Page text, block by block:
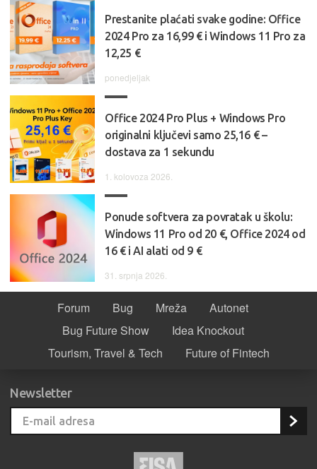
Prestanite plaćati svake godine: Office
2024 Pro za 16,99 € i Windows 11 Pro za
12,25 €
ponedjeljak
Office 2024 Pro Plus + Windows Pro
originalni ključevi samo 25,16 € –
dostava za 1 sekundu
1. kolovoza 2026.
Ponude softvera za povratak u školu:
Windows 11 Pro od 20 €, Office 2024 od
16 € i AI alati od 9 €
31. srpnja 2026.
Forum Bug Mreža
Autonet
Bug Future Show
Idea Knockout
Tourism, Travel & Tech
Future of Fintech
Newsletter